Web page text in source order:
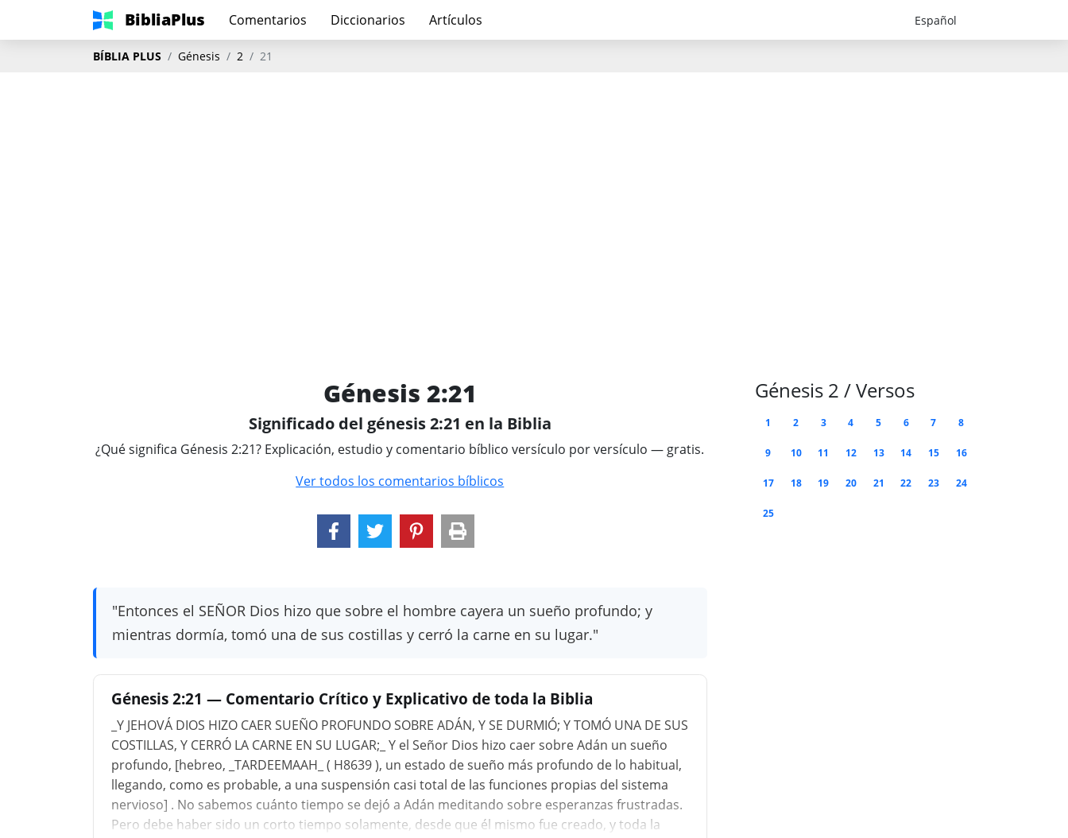
BibliaPlus Comentarios Diccionarios Artículos
BÍBLIA PLUS Génesis 2 21
Génesis 2:21
Significado del génesis 2:21 en la Biblia
¿Qué significa Génesis 2:21? Explicación, estudio y comentario bíblico versículo por versículo — gratis.
Ver todos los comentarios bíblicos
"Entonces el SEÑOR Dios hizo que sobre el hombre cayera un sueño profundo; y
mientras dormía, tomó una de sus costillas y cerró la carne en su lugar."
Génesis 2:21 — Comentario Crítico y Explicativo de toda la Biblia
_Y JEHOVÁ DIOS HIZO CAER SUEÑO PROFUNDO SOBRE ADÁN, Y SE DURMIÓ; Y TOMÓ UNA DE SUS
COSTILLAS, Y CERRÓ LA CARNE EN SU LUGAR;_ Y el Señor Dios hizo caer sobre Adán un sueño
profundo, [hebreo, _TARDEEMAAH_ ( H8639 ), un estado de sueño más profundo de lo habitual,
llegando, como es probable, a una suspensión casi total de las funciones propias del sistema
nervioso] . No sabemos cuánto tiempo se dejó a Adán meditando sobre esperanzas frustradas.
Pero debe haber sido un corto tiempo solamente, desde que él mismo fue creado, y toda la
Génesis 2 / Versos
1 2 3 4 5 6 7 8
9 10 11 12 13 14 15 16
17 18 19 20 21 22 23 24
25